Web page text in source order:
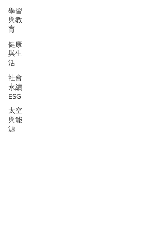
學習
與教
育
健康
與生
活
社會
永續
ESG
太空
與能
源